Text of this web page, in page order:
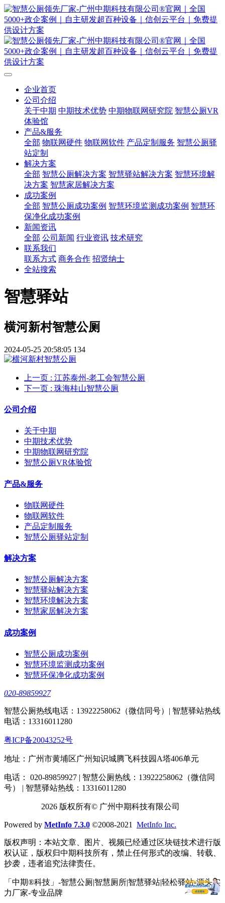
企业首页
公司介绍
关于中期 中期技术优势 中期物联网研究院 智慧公厕VR
体验馆
产品&服务
全部 物联网硬件 物联网软件 产品定制服务 智慧公厕驿
站定制
解决方案
全部 智慧公厕解决方案 智慧驿站解决方案 智慧环境解
决方案 智慧家居解决方案
成功案例
全部 智慧公厕成功案例 智慧环境监测成功案例 智慧环
保净化成功案例
新闻资讯
全部 公司新闻 行业资讯 技术研究
联系我们
联系方式 商务合作 招贤纳士
全站搜索
智慧驿站
横河新村智慧公厕
2024-05-25 20:58:05 134
上一页 : 江苏泰州-老工会智慧公厕
下一页 : 珠海桂山智慧公厕
公司介绍
关于中期
中期技术优势
中期物联网研究院
智慧公厕VR体验馆
产品&服务
物联网硬件
物联网软件
产品定制服务
智慧公厕驿站定制
解决方案
智慧公厕解决方案
智慧驿站解决方案
智慧环境解决方案
智慧家居解决方案
成功案例
智慧公厕成功案例
智慧环境监测成功案例
智慧环保净化成功案例
020-89859927
智慧公厕热线电话：13922258062（微信同号）| 智慧驿站热线
电话：13316011280
粤ICP备20043252号
地址：广州市黄埔区广州知识城腾飞科技园A塔406单元
电话： 020-89859927 | 智慧公厕热线：13922258062（微信同
号） | 智慧驿站热线：13316011280
2026 版权所有© 广州中期科技有限公司
Powered by MetInfo 7.3.0 ©2008-2021 MetInfo Inc.
版权声明：本站文章、图片、视频已经通过区块链技术进行版
权认证，版权归中期科技所有，禁止任何形式的改编、转载、
抄袭，违者追究法律责任。
「中期®科技」-智慧公厕|智慧厕所|智慧驿站|轻松驿站-源头实
力厂家-专业品牌